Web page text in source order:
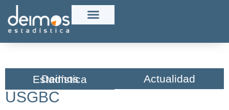
Deimos Estadística​ Actualidad
USGBC